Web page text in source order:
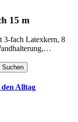
15 m
3-fach Latexkern, 8
Alltag